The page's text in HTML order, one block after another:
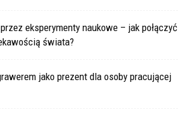
eksperymenty naukowe – jak połączyć
świata?
jako prezent dla osoby pracującej